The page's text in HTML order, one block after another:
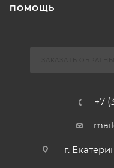
ПОМОЩЬ
+7
г.